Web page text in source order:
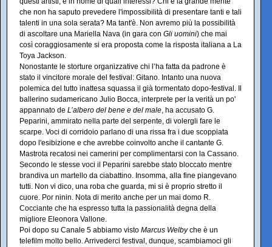
che non ha saputo prevedere l'impossibilità di presentare tanti e tali
talenti in una sola serata? Ma tant'è. Non avremo più la possibilità
di ascoltare una Mariella Nava (in gara con Gli uomini) che mai
così coraggiosamente si era proposta come la risposta italiana a La
Toya Jackson.
Nonostante le storture organizzative chi l’ha fatta da padrone è
stato il vincitore morale del festival: Gitano. Intanto una nuova
polemica del tutto inattesa squassa il già tormentato dopo-festival. Il
ballerino sudamericano Julio Bocca, interprete per la verità un po'
appannato de L’albero del bene e del male, ha accusato G.
Peparini, ammirato nella parte del serpente, di volergli fare le
scarpe. Voci di corridoio parlano di una rissa fra i due scoppiata
dopo l'esibizione e che avrebbe coinvolto anche il cantante G.
Mastrota recatosi nei camerini per complimentarsi con la Cassano.
Secondo le stesse voci il Peparini sarebbe stato bloccato mentre
brandiva un martello da ciabattino. Insomma, alla fine piangevano
tutti. Non vi dico, una roba che guarda, mi si è proprio stretto il
cuore. Por ninin. Nota di merito anche per un mai domo R.
Cocciante che ha espresso tutta la passionalità degna della
migliore Eleonora Vallone.
Poi dopo su Canale 5 abbiamo visto Marcus Welbyche è un
telefilm molto bello. Arrivederci festival, dunque, scambiamoci gli